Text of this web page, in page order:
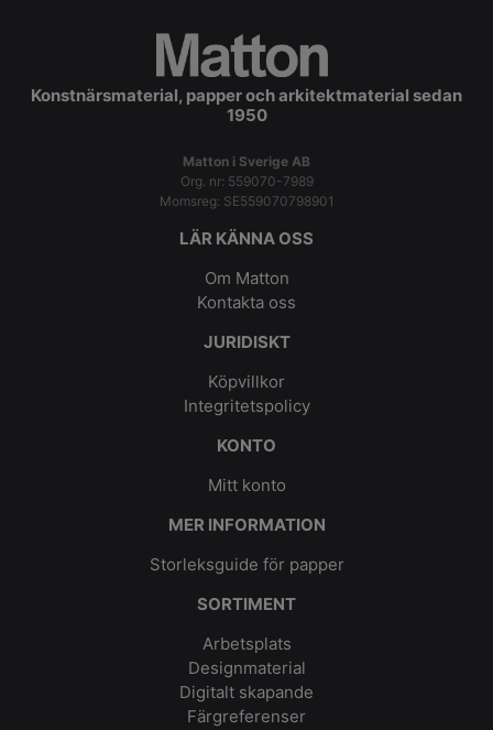
Konstnärsmaterial, papper och arkitektmaterial sedan
1950
Matton i Sverige AB
Org. nr: 559070-7989
Momsreg: SE559070798901
LÄR KÄNNA OSS
Om Matton
Kontakta oss
JURIDISKT
Köpvillkor
Integritetspolicy
KONTO
Mitt konto
MER INFORMATION
Storleksguide för papper
SORTIMENT
Arbetsplats
Designmaterial
Digitalt skapande
Färgreferenser